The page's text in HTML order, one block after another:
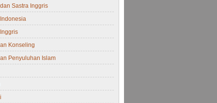
Sastra Inggris
Konseling
Penyuluhan Islam